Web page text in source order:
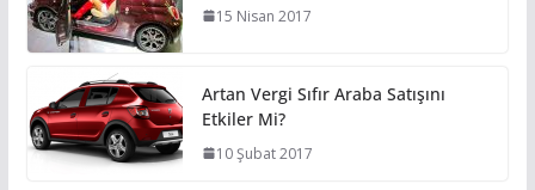
15 Nisan 2017
Artan Vergi Sıfır Araba Satışını
Etkiler Mi?
10 Şubat 2017